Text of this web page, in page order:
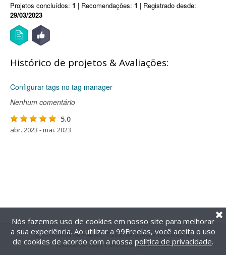
Projetos concluídos: 1 | Recomendações: 1 | Registrado desde:
29/03/2023
Histórico de projetos & Avaliações:
Configurar tags no tag manager
Nenhum comentário
5.0
abr. 2023 - mai. 2023
@2014-2026 99Freelas. Todos os direitos reservados.
Termos de uso| Política de privacidade
Nós fazemos uso de cookies em nosso site para melhorar
a sua experiência. Ao utilizar a 99Freelas, você aceita o uso
de cookies de acordo com a nossa política de privacidade.